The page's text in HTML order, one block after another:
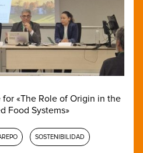
«The Role of Origin in the
Food Systems»
SOSTENIBILIDAD